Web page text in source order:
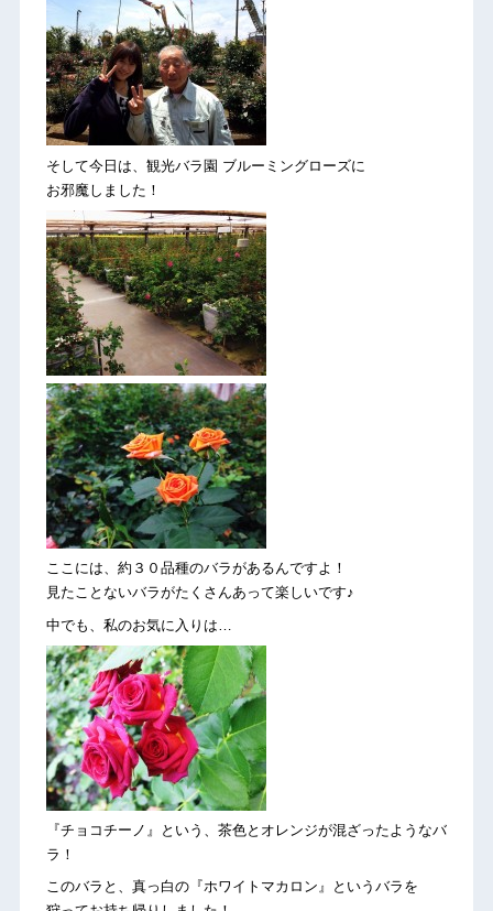
そして今日は、観光バラ園 ブルーミングローズに
お邪魔しました！
ここには、約３０品種のバラがあるんですよ！
見たことないバラがたくさんあって楽しいです♪
中でも、私のお気に入りは…
『チョコチーノ』という、茶色とオレンジが混ざったようなバ
ラ！
このバラと、真っ白の『ホワイトマカロン』というバラを